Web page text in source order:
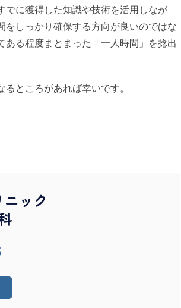
に獲得した知識や技術を活用しなが
をしっかり確保する方向が良いのではな
る程度まとまった「一人時間」を捻出
ところがあれば幸いです。
ック